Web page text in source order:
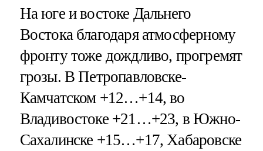
На юге и востоке Дальнего
Востока благодаря атмосферному
фронту тоже дождливо, прогремят
грозы. В Петропавловске-
Камчатском +12…+14, во
Владивостоке +21…+23, в Южно-
Сахалинске +15…+17, Хабаровске